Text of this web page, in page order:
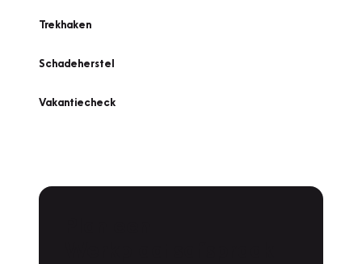
Trekhaken
Schadeherstel
Vakantiecheck